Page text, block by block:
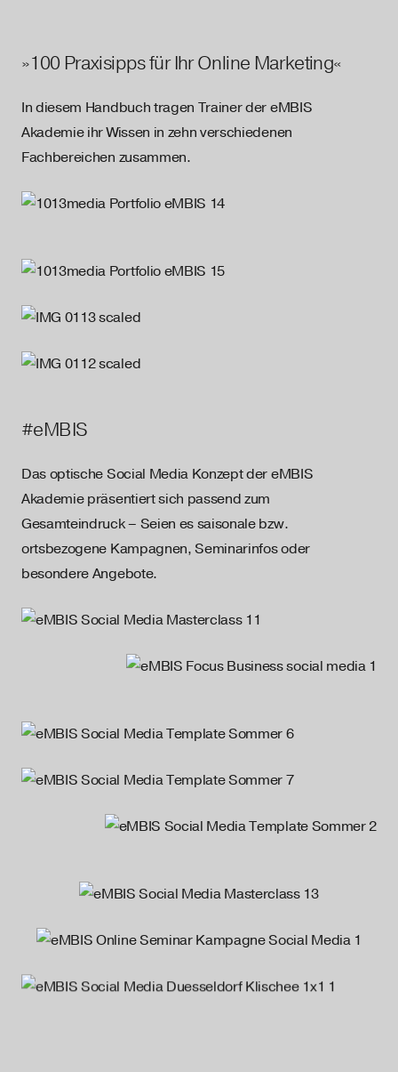
»100 Praxisipps für Ihr Online Marketing«
In diesem Handbuch tragen Trainer der eMBIS
Akademie ihr Wissen in zehn verschiedenen
Fachbereichen zusammen.
#eMBIS
Das optische Social Media Konzept der eMBIS
Akademie präsentiert sich passend zum
Gesamteindruck – Seien es saisonale bzw.
ortsbezogene Kampagnen, Seminarinfos oder
besondere Angebote.